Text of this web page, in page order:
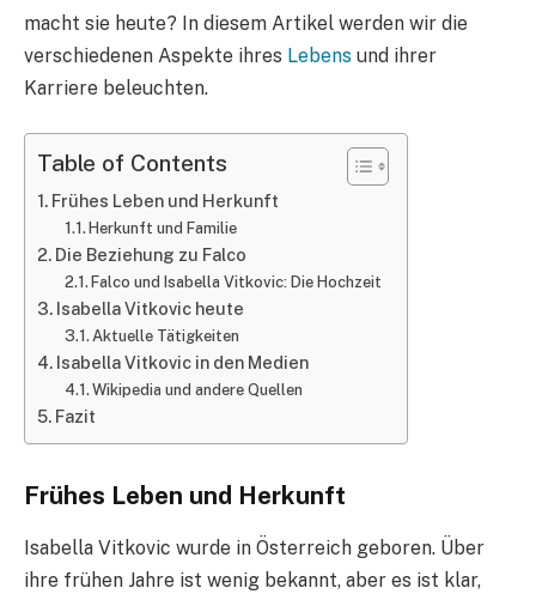
macht sie heute? In diesem Artikel werden wir die
verschiedenen Aspekte ihres Lebens und ihrer
Karriere beleuchten.
Table of Contents
Frühes Leben und Herkunft
Herkunft und Familie
Die Beziehung zu Falco
Falco und Isabella Vitkovic: Die Hochzeit
Isabella Vitkovic heute
Aktuelle Tätigkeiten
Isabella Vitkovic in den Medien
Wikipedia und andere Quellen
Fazit
Frühes Leben und Herkunft
Isabella Vitkovic wurde in Österreich geboren. Über
ihre frühen Jahre ist wenig bekannt, aber es ist klar,